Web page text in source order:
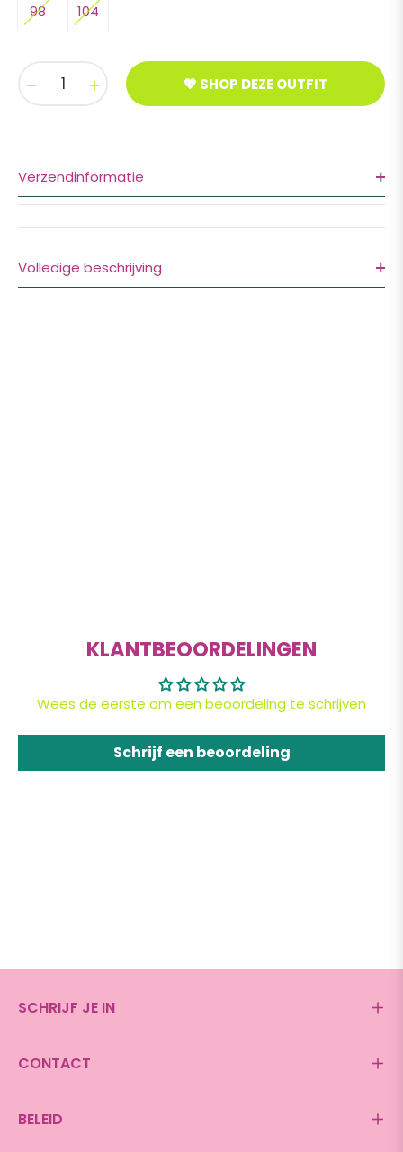
98 104
💖 SHOP DEZE OUTFIT
Verzendinformatie
Volledige beschrijving
KLANTBEOORDELINGEN
Wees de eerste om een beoordeling te schrijven
Schrijf een beoordeling
SCHRIJF JE IN
CONTACT
BELEID